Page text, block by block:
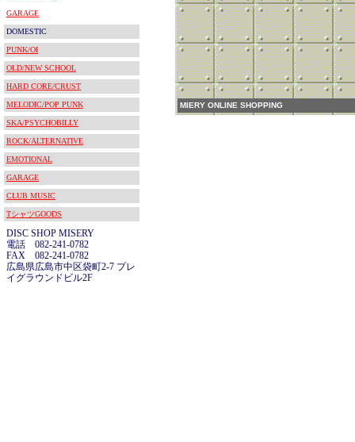
GARAGE
DOMESTIC
PUNK/OI
OLD/NEW SCHOOL
HARD CORE/CRUST
MELODIC/POP PUNK
SKA/PSYCHOBILLY
ROCK/ALTERNATIVE
EMOTIONAL
GARAGE
CLUB MUSIC
TシャツGOODS
DISC SHOP MISERY
電話 082-241-0782
FAX 082-241-0782
広島県広島市中区袋町2-7 プレ
イグラウンドビル2F
MIERY ONLINE SHOPPING